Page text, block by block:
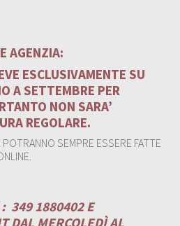
AGENZIA:
ESCLUSIVAMENTE SU
A SETTEMBRE PER
NON SARA’
REGOLARE.
SEMPRE ESSERE FATTE
: 349 1880402 E